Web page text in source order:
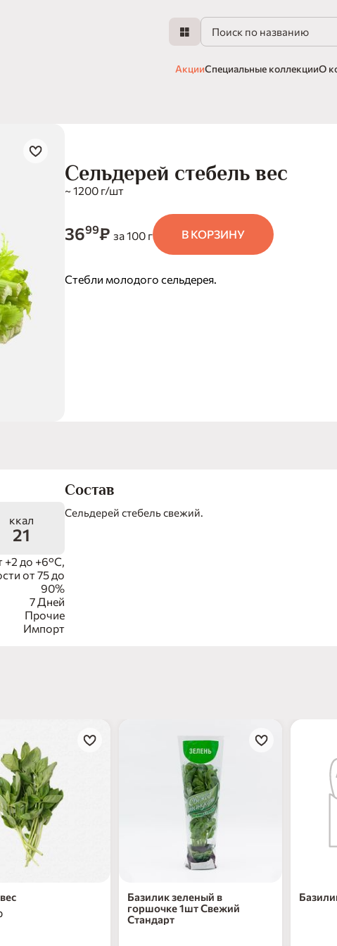
АкцииСпециальные коллекцииО
Сельдерей стебель вес
~ 1200 г/шт
3699₽ за 100 г В КОРЗИНУ
Стебли молодого сельдерея.
ккал
21
+2 до +6°С,
от 75 до
90%
7 Дней
Прочие
Импорт
Состав
Сельдерей стебель свежий.
Базилик зеленый в
горшочке 1шт Свежий
Стандарт